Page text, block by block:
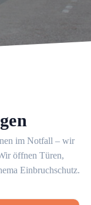
im Notfall – wir
öffnen Türen,
Einbruchschutz.